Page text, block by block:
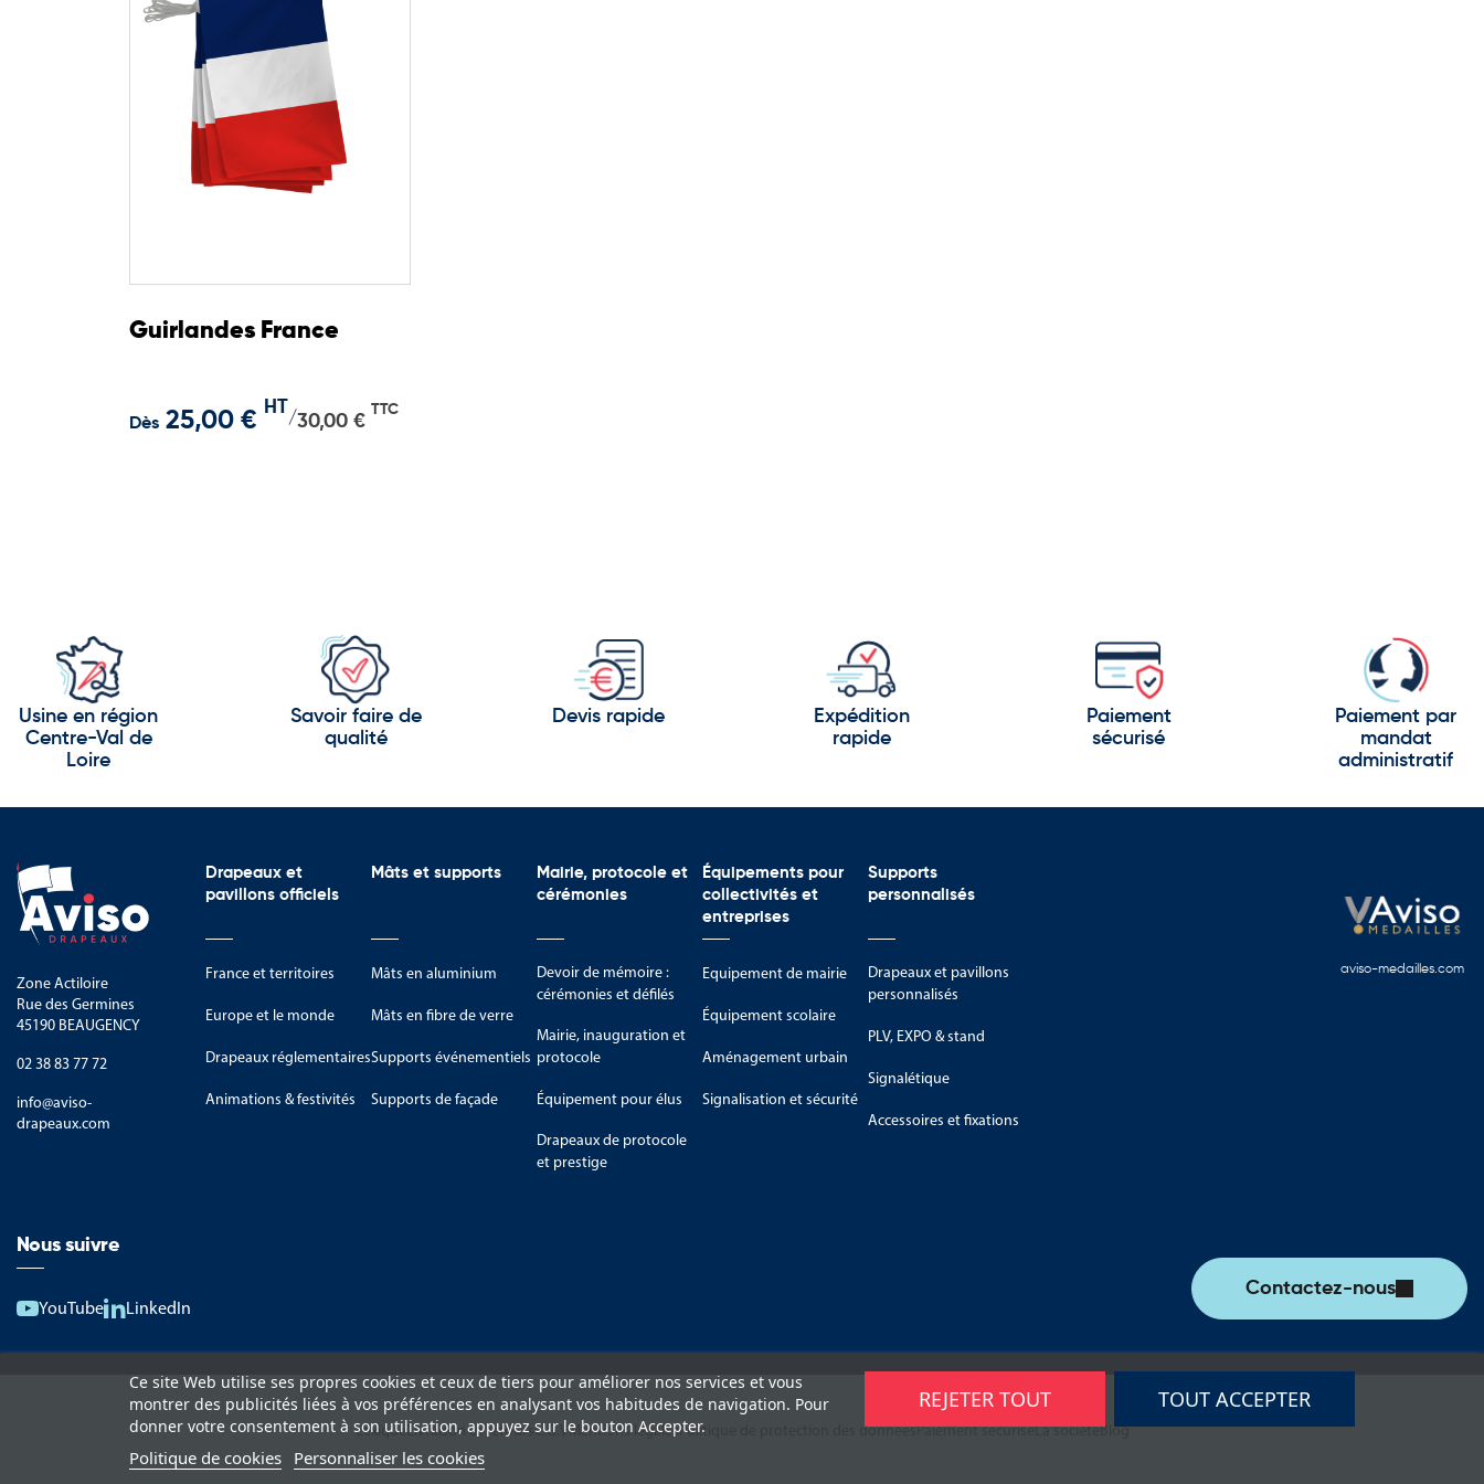
Guirlandes France
Dès 25,00 € HT
/30,00 €
TTC
Usine en région
Centre-Val de
Loire
Savoir faire de
qualité
Devis rapide
Expédition
rapide
Paiement
sécurisé
Paiement par
mandat
administratif
Zone Actiloire
Rue des Germines
45190 BEAUGENCY
02 38 83 77 72
info@aviso-
drapeaux.com
Drapeaux et
pavillons officiels
France et territoires
Europe et le monde
Drapeaux réglementaires
Animations & festivités
Mâts et supports
Mâts en aluminium
Mâts en fibre de verre
Supports événementiels
Supports de façade
Mairie, protocole et
cérémonies
Devoir de mémoire :
cérémonies et défilés
Mairie, inauguration et
protocole
Équipement pour élus
Drapeaux de protocole
et prestige
Équipements pour
collectivités et
entreprises
Equipement de mairie
Équipement scolaire
Aménagement urbain
Signalisation et sécurité
Supports
personnalisés
Drapeaux et pavillons
personnalisés
PLV, EXPO & stand
Signalétique
Accessoires et fixations
Ce site Web utilise ses propres cookies et ceux de tiers pour améliorer nos services et vous
montrer des publicités liées à vos préférences en analysant vos habitudes de navigation. Pour
donner votre consentement à son utilisation, appuyez sur le bouton Accepter.
Politique de cookies Personnaliser les cookies
REJETER TOUT TOUT ACCEPTER
aviso-medailles.com
Nous suivre
YouTube LinkedIn
Contactez-nous
LexiqueLivraison et retours C.G.VMentions légalesPolitique de protection des donnéesPaiement sécuriséLa sociétéBlog